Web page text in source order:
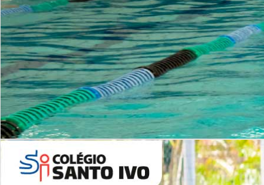
Período Integral | Saiba mais
INSTITUCIONAL